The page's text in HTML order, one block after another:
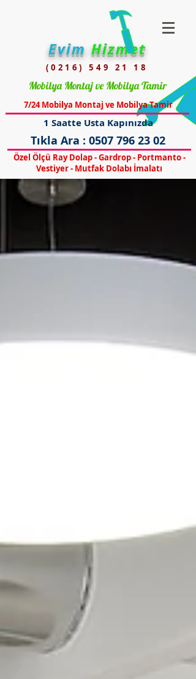
EvimHizmet
(0216) 549 21 18
Mobilya Montaj ve Mobilya Tamir
7/24 Mobilya Montaj ve Mobilya Tamir
1 Saatte Usta Kapınızda
Tıkla Ara : 0507 796 23 02
Özel Ölçü Ray Dolap - Gardrop - Portmanto -
Vestiyer - Mutfak Dolabı İmalatı